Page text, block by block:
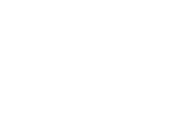
hydroplánom alebo vnútroštátnym